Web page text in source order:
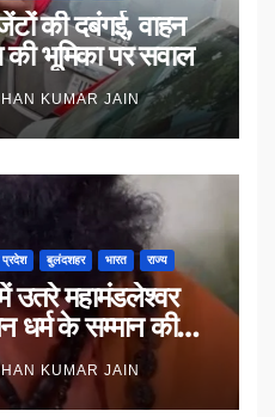
वाहन
भूमिका पर सवाल
KUMAR JAIN
प्रदेश बुलंदशहर भारत राज्य
उतरे महामंडलेश्वर
धर्म के सम्मान की
KUMAR JAIN